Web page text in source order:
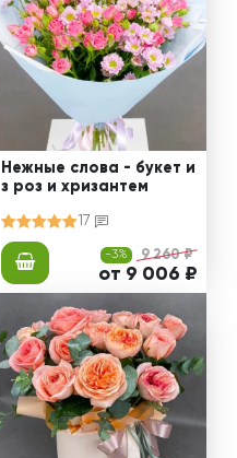
Нежные слова - букет и
з роз и хризантем
17
-3% 9 260 ₽
от 9 006 ₽